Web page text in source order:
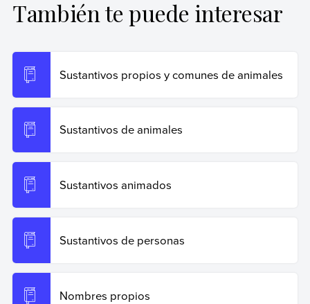
Equipo editorial, Etecé (15 de junio de 2025).
Recuperado el 19 de junio de 2026 de
https://www.ejemplos.co/sustantivos-para-ninos/.
Copiar cita
También te puede interesar
Sustantivos propios y comunes de animales
Sustantivos de animales
Sustantivos animados
Sustantivos de personas
Nombres propios